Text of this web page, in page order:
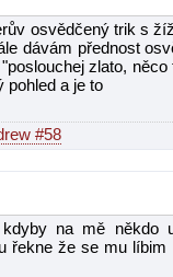
osvědčený trik s
dávám přednost
zlato,
pohled a je to
#58
na mě někdo
řekne že se mu